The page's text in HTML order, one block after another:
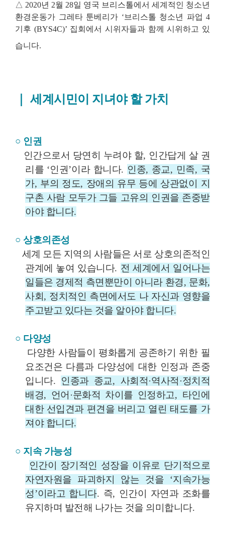
△ 2020년 2월 28일 영국 브리스톨에서 세계적인 청소년
환경운동가 그레타 툰베리가 ‘ 브리스톨 청소년 파업 4
기후 (BYS4C)’ 집회에서 시위자들과 함께 시위하고 있
습니다.
세계시민이 지녀야 할 가치
○ 인권
인간으로서 당연히 누려야 할, 인간답게 살 권
리를 ‘인권’이라 합니다. 인종, 종교, 민족, 국
가, 부의 정도, 장애의 유무 등에 상관없이 지
구촌 사람 모두가 그들 고유의 인권을 존중받
아야 합니다.
○ 상호의존성
세계 모든 지역의 사람들은 서로 상호의존적인
관계에 놓여 있습니다. 전 세계에서 일어나는
일들은 경제적 측면뿐만이 아니라 환경, 문화,
사회, 정치적인 측면에서도 나 자신과 영향을
주고받고 있다는 것을 알아야 합니다.
○ 다양성
다양한 사람들이 평화롭게 공존하기 위한 필
요조건은 다름과 다양성에 대한 인정과 존중
입니다. 인종과 종교, 사회적·역사적 ·정치적
배경, 언어 ·문화적 차이를 인정하고, 타인에
대한 선입견과 편견을 버리고 열린 태도를 가
져야 합니다.
○ 지속 가능성
인간이 장기적인 성장을 이유로 단기적으로
자연자원을 파괴하지 않는 것을 ‘지속가능
성’이라고 합니다. 즉, 인간이 자연과 조화를
유지하며 발전해 나가는 것을 의미합니다.